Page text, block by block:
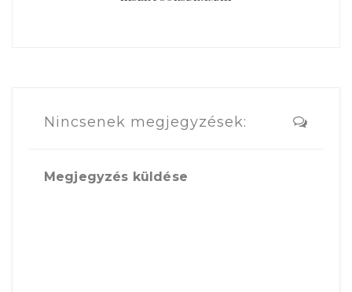
Nincsenek megjegyzések:
Megjegyzés küldése